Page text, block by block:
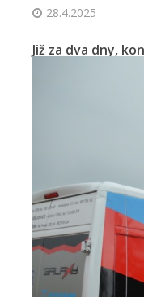
28.4.2025
Již za dva dny,